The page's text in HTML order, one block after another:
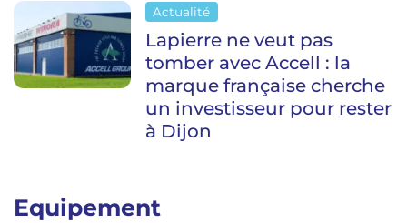
Actualité
Lapierre ne veut pas
tomber avec Accell : la
marque française cherche
un investisseur pour rester
à Dijon
Equipement